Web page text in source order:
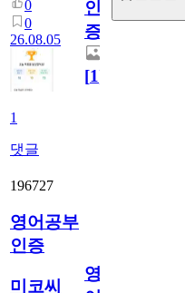
0
0
26.08.05
1
댓글
인
증
[1]
196727
영어공부
인증
미코씨
영